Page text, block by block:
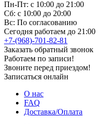
Пн-Пт: с 10:00 до 21:00
Сб: с 10:00 до 20:00
Вс: По согласованию
Сегодня работаем до 21:00
+7-(968)-701-82-81
Заказать обратный звонок
Работаем по записи!
Звоните перед приездом!
Записаться онлайн
О нас
FAQ
Доставка/Оплата